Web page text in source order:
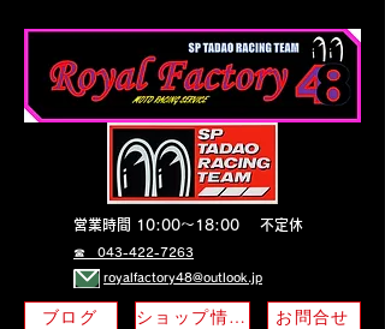
営業時間 10:00～18:00 不定休
​☎ 043-422-7263
royalfactory48@outlook.jp
ブログ ショップ情報 お問合せ